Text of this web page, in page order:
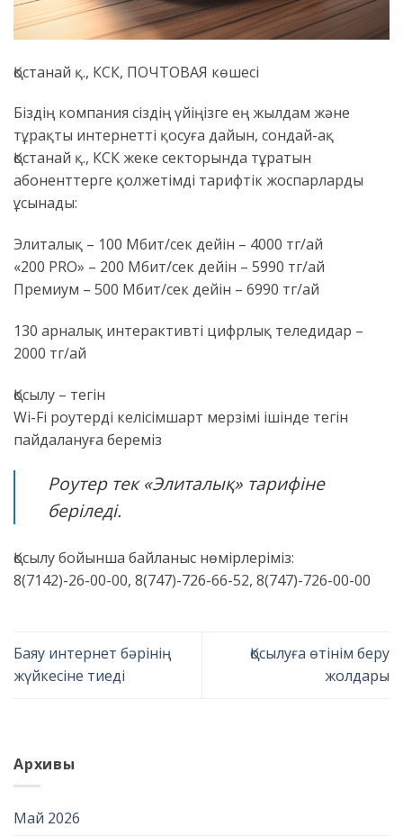
Қостанай қ., КСК, ПОЧТОВАЯ көшесі
Біздің компания сіздің үйіңізге ең жылдам және
тұрақты интернетті қосуға дайын, сондай-ақ
Қостанай қ., КСК жеке секторында тұратын
абоненттерге қолжетімді тарифтік жоспарларды
ұсынады:
Элиталық – 100 Мбит/сек дейін – 4000 тг/ай
«200 PRO» – 200 Мбит/сек дейін – 5990 тг/ай
Премиум – 500 Мбит/сек дейін – 6990 тг/ай
130 арналық интерактивті цифрлық теледидар –
2000 тг/ай
Қосылу – тегін
Wi-Fi роутерді келісімшарт мерзімі ішінде тегін
пайдалануға береміз
Роутер тек «Элиталық» тарифіне
беріледі.
Қосылу бойынша байланыс нөмірлеріміз:
8(7142)-26-00-00, 8(747)-726-66-52, 8(747)-726-00-00
Баяу интернет бәрінің
жүйкесіне тиеді
Қосылуға өтінім беру
жолдары
Архивы
Май 2026